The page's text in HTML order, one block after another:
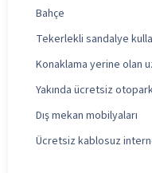
Bahçe
Tekerlekli sandalye
Konaklama yerine olan
Yakında ücretsiz
Dış mekan mobilyaları
Ücretsiz kablosuz